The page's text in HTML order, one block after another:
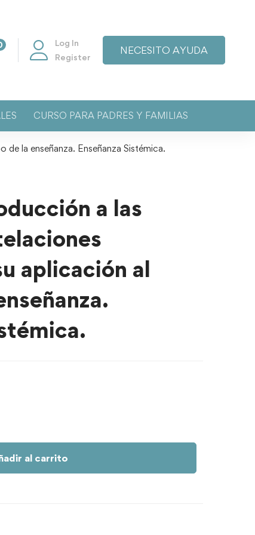
Log In
Register
NECESITO AYUDA
CURSO PARA PADRES Y FAMILIAS
la enseñanza. Enseñanza Sistémica.
a las
aplicación al
al carrito